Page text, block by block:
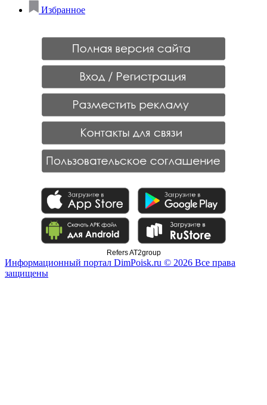
Избранное
Refers AT2group
Информационный портал DimPoisk.ru © 2026 Все права
защищены